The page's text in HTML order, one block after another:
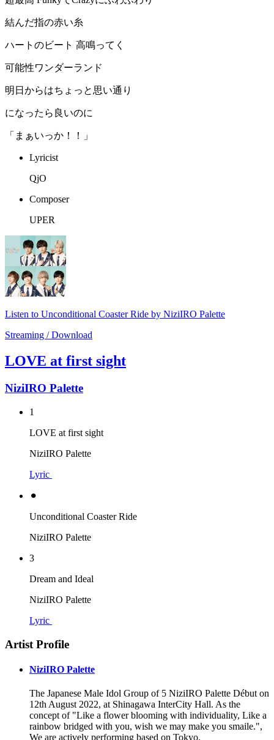
結んだ指の赤い糸
ハートのビート 高鳴ってく
可能性ワンダーランド
明日からはちょっと思い通り
になったら良いのに
「まぁいっか！！」
Lyricist
QjO
Composer
UPER
Listen to Unconditional Coaster Ride by NiziIRO Palette
Streaming / Download
LOVE at first sight
NiziIRO Palette
1
LOVE at first sight
NiziIRO Palette
Lyric
⚫︎
Unconditional Coaster Ride
NiziIRO Palette
3
Dream and Ideal
NiziIRO Palette
Lyric
Artist Profile
NiziIRO Palette
The Japanese Male Idol Group of 5 NiziIRO Palette Début on
12th August 2022, at Shinagawa InterCity Hall. As the
concept of "Like a flower blooming with individuality, Like a
rainbow bridged with you, wish we may make you smaile.",
We are actively performing based on Tokyo.